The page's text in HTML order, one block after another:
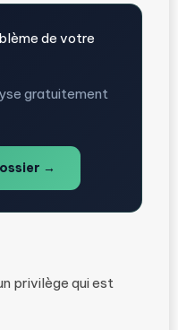
de votre
gratuitement
→
privilège qui est